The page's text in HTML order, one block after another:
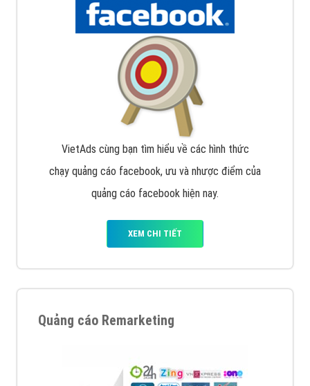
VietAds cùng bạn tìm hiểu về các hình thức
chạy quảng cáo facebook, ưu và nhược điểm của
quảng cáo facebook hiện nay.
XEM CHI TIẾT
Quảng cáo Remarketing